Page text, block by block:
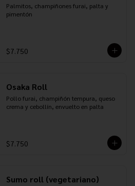
Palmitos, champiñones furai, palta y
pimentón
$7.750
Osaka Roll
Pollo furai, champiñón tempura, queso
crema y cebollín, envuelto en palta
$7.750
Sumo roll (vegetariano)